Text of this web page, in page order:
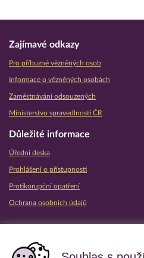
Zajímavé odkazy
Pro příbuzné vězněných osob
Informace o vězněných osobách
Zaměstnávání odsouzených
Ministerstvo spravedlnosti ČR
Důležité informace
Úřední deska
Prohlášení o přístupnosti
Protikorupční opatření
Ochrana osobních údajů